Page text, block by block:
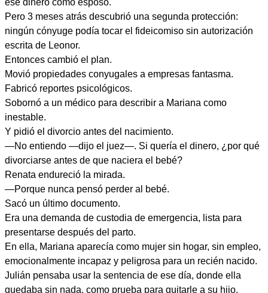
ese dinero como esposo.
Pero 3 meses atrás descubrió una segunda protección:
ningún cónyuge podía tocar el fideicomiso sin autorización
escrita de Leonor.
Entonces cambió el plan.
Movió propiedades conyugales a empresas fantasma.
Fabricó reportes psicológicos.
Sobornó a un médico para describir a Mariana como
inestable.
Y pidió el divorcio antes del nacimiento.
—No entiendo —dijo el juez—. Si quería el dinero, ¿por qué
divorciarse antes de que naciera el bebé?
Renata endureció la mirada.
—Porque nunca pensó perder al bebé.
Sacó un último documento.
Era una demanda de custodia de emergencia, lista para
presentarse después del parto.
En ella, Mariana aparecía como mujer sin hogar, sin empleo,
emocionalmente incapaz y peligrosa para un recién nacido.
Julián pensaba usar la sentencia de ese día, donde ella
quedaba sin nada, como prueba para quitarle a su hijo.